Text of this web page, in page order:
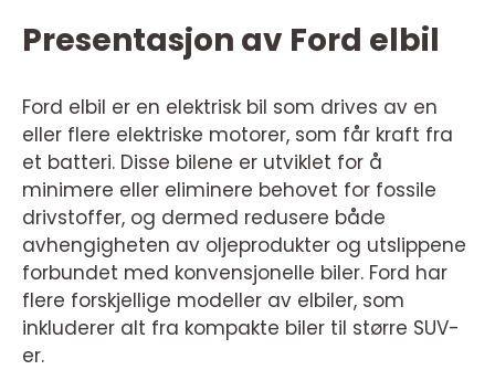
Presentasjon av Ford elbil
Ford elbil er en elektrisk bil som drives av en
eller flere elektriske motorer, som får kraft fra
et batteri. Disse bilene er utviklet for å
minimere eller eliminere behovet for fossile
drivstoffer, og dermed redusere både
avhengigheten av oljeprodukter og utslippene
forbundet med konvensjonelle biler. Ford har
flere forskjellige modeller av elbiler, som
inkluderer alt fra kompakte biler til større SUV-
er.